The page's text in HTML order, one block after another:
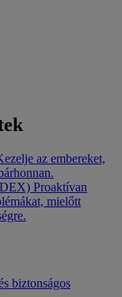
az embereket,
Proaktívan
mielőtt
biztonságos